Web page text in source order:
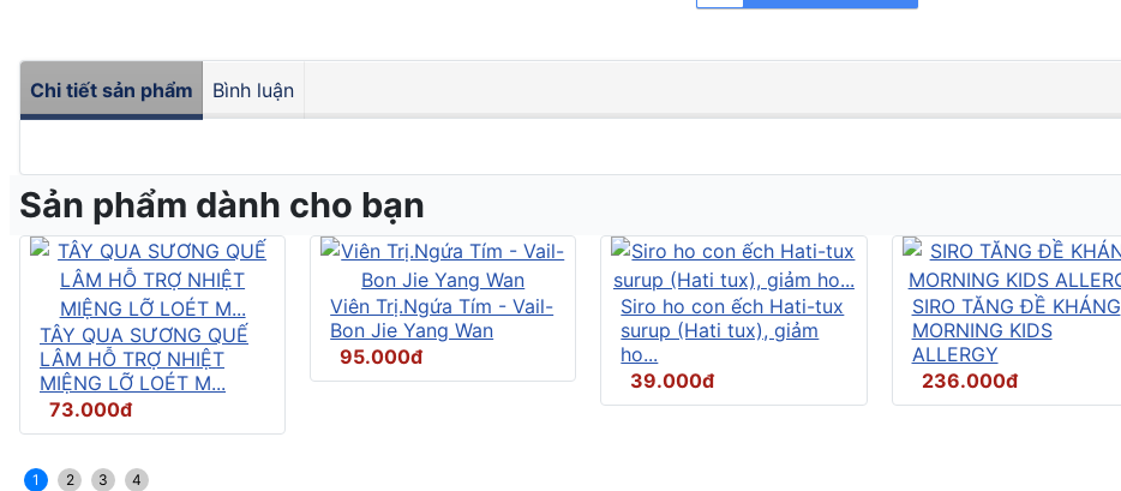
Chi tiết sản phẩm Bình luận
Sản phẩm dành cho bạn
TÂY QUA SƯƠNG QUẾ
LÂM HỖ TRỢ NHIỆT
MIỆNG LỠ LOÉT M...
73.000đ
Viên Trị.Ngứa Tím - Vail-
Bon Jie Yang Wan
95.000đ
Siro ho con ếch Hati-tux
surup (Hati tux), giảm
ho...
39.000đ
SIRO TĂNG ĐỀ KHÁNG
MORNING KIDS
ALLERGY
236.000đ
1 2 3 4